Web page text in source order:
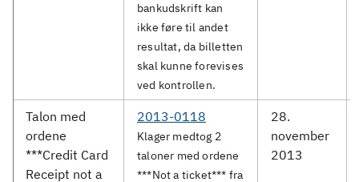
bankudskrift kan
ikke føre til andet
resultat, da billetten
skal kunne forevises
ved kontrollen.
Talon med
ordene
***Credit Card
Receipt not a
2013-0118
Klager medtog 2
taloner med ordene
***Not a ticket*** fra
28.
november
2013